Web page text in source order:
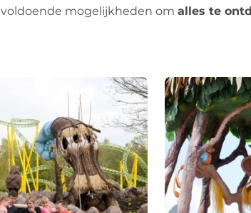
voldoende mogelijkheden om alles te